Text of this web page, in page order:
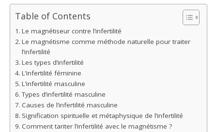
Table of Contents
Le magnétiseur contre l’infertilité
Le magnétisme comme méthode naturelle pour traiter
l’infertilité
Les types d’infertilité
L’infertilité féminine
L’infertilité masculine
Types d’infertilité masculine
Causes de l’infertilité masculine
Signification spirituelle et métaphysique de l’infertilité
Comment tariter l’infertilité avec le magnétisme ?